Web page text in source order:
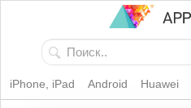
iPhone, iPad Android Huawei